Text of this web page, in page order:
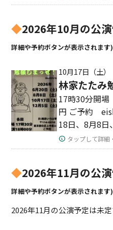
◆2026年10月の公
詳細や予約ボタンが表示されます)
10月17日（土）
林家たたみ
17時30分開
円 ご予約
18日、8月8日
タップして詳細
◆2026年11月の公
詳細や予約ボタンが表示されます)
2026年11月の公演予定は未